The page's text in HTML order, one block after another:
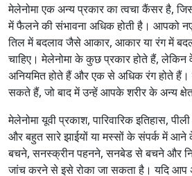
मेलेनोमा एक अन्य प्रकार का त्वचा कैंसर है,
में फैलने की संभावना अधिक होती है। आपको
तिल में बदलाव जैसे आकार, आकार या रंग में
चाहिए। मेलेनोमा के कुछ प्रकार होते हैं,
अनियमित होते हैं और एक से अधिक रंग होते
सकते हैं, जो बाद में उन्हें आपके शरीर के अन्य
मेलेनोमा यूवी प्रकाश, पारिवारिक इतिहास,
और बहुत सारे झाईयों या मस्सों के संपर्क में आने
बचने, सनस्क्रीन पहनने, सनबेड से बचने और
जांच करने से इसे रोका जा सकता है। यदि आप